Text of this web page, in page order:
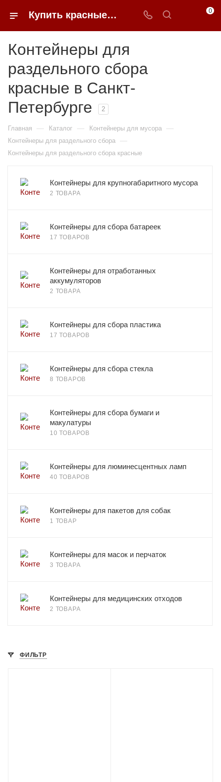
Купить красные контейнеры для раздельного сбора в Санкт-Петербурге недорого | 0FFER 0
Контейнеры для
раздельного сбора
красные в Санкт-
Петербурге
2
Главная — Каталог — Контейнеры для мусора —
Контейнеры для раздельного сбора —
Контейнеры для раздельного сбора красные
Контейнеры для крупногабаритного мусора
2 ТОВАРА
Контейнеры для сбора батареек
17 ТОВАРОВ
Контейнеры для отработанных
аккумуляторов
2 ТОВАРА
Контейнеры для сбора пластика
17 ТОВАРОВ
Контейнеры для сбора стекла
8 ТОВАРОВ
Контейнеры для сбора бумаги и
макулатуры
10 ТОВАРОВ
Контейнеры для люминесцентных ламп
40 ТОВАРОВ
Контейнеры для пакетов для собак
1 ТОВАР
Контейнеры для масок и перчаток
3 ТОВАРА
Контейнеры для медицинских отходов
2 ТОВАРА
ФИЛЬТР